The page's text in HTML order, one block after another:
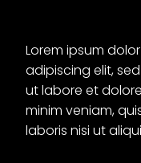
Lorem ipsum
adipiscing elit,
ut labore et
minim veniam,
laboris nisi ut